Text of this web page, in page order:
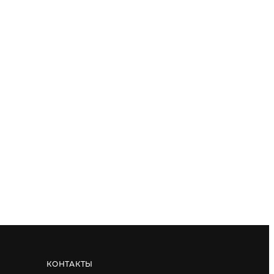
КОНТАКТЫ